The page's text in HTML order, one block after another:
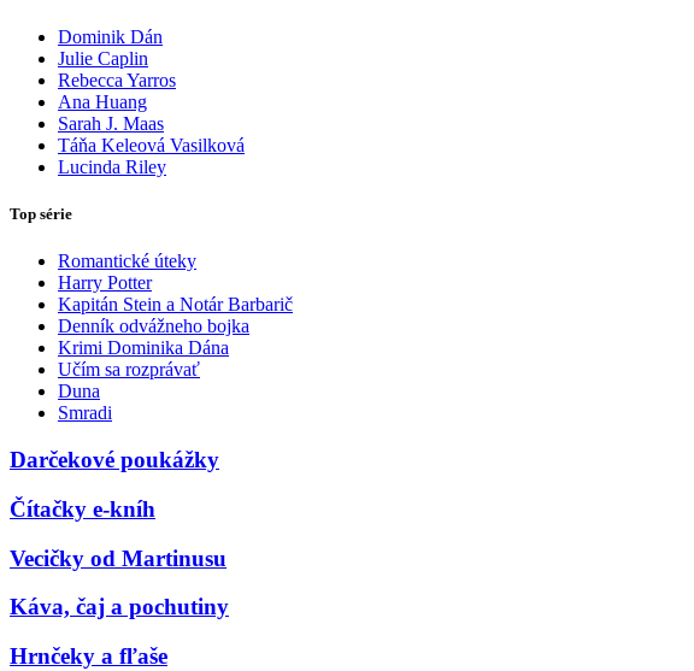
Dominik Dán
Julie Caplin
Rebecca Yarros
Ana Huang
Sarah J. Maas
Táňa Keleová Vasilková
Lucinda Riley
Top série
Romantické úteky
Harry Potter
Kapitán Stein a Notár Barbarič
Denník odvážneho bojka
Krimi Dominika Dána
Učím sa rozprávať
Duna
Smradi
Darčekové poukážky
Čítačky e-kníh
Vecičky od Martinusu
Káva, čaj a pochutiny
Hrnčeky a fľaše